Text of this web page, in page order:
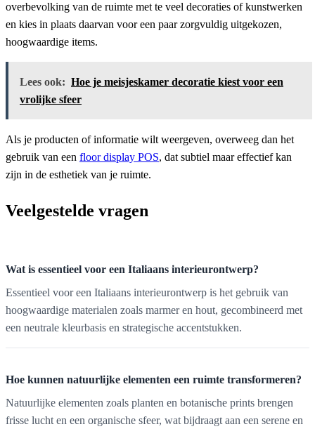
overbevolking van de ruimte met te veel decoraties of kunstwerken
en kies in plaats daarvan voor een paar zorgvuldig uitgekozen,
hoogwaardige items.
Lees ook: Hoe je meisjeskamer decoratie kiest voor een
vrolijke sfeer
Als je producten of informatie wilt weergeven, overweeg dan het
gebruik van een floor display POS, dat subtiel maar effectief kan
zijn in de esthetiek van je ruimte.
Veelgestelde vragen
Wat is essentieel voor een Italiaans interieurontwerp?
Essentieel voor een Italiaans interieurontwerp is het gebruik van
hoogwaardige materialen zoals marmer en hout, gecombineerd met
een neutrale kleurbasis en strategische accentstukken.
Hoe kunnen natuurlijke elementen een ruimte transformeren?
Natuurlijke elementen zoals planten en botanische prints brengen
frisse lucht en een organische sfeer, wat bijdraagt aan een serene en